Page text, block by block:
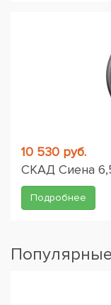
10 530 руб.
СКАД Сиена
Подробнее